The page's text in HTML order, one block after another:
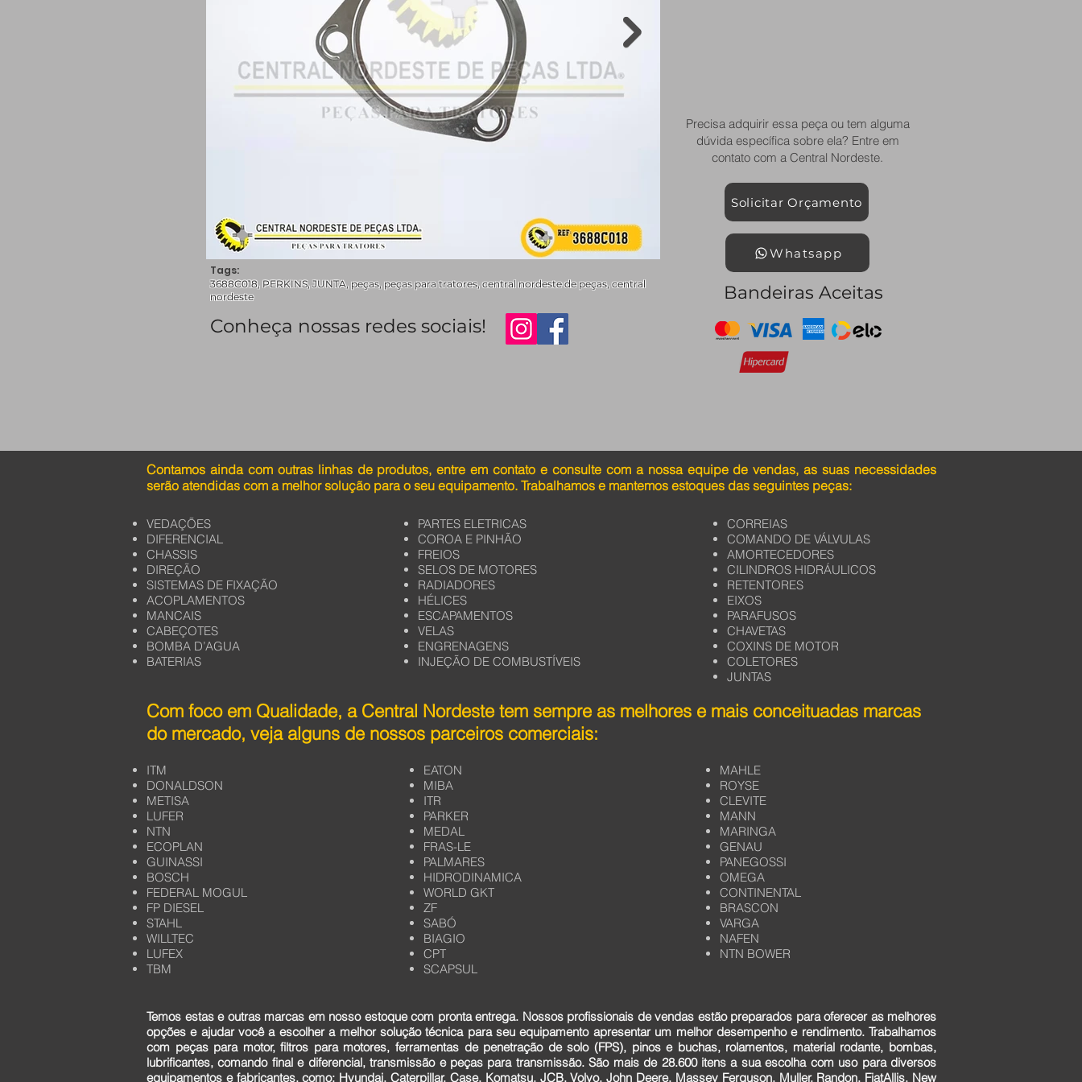
Precisa adquirir essa peça ou tem alguma
dúvida específica sobre ela? Entre em
contato com a Central Nordeste.
Solicitar Orçamento
Whatsapp
Bandeiras Aceitas
3688C018, PERKINS, JUNTA, peças, peças para tratores, central nordeste de peças, central
nordeste
Conheça nossas redes sociais!
Tags:
Contamos ainda com outras linhas de produtos, entre em contato e consulte com a nossa equipe de vendas, as suas necessidades
serão atendidas com a melhor solução para o seu equipamento. Trabalhamos e mantemos estoques das seguintes peças:
VEDAÇÕES
DIFERENCIAL
CHASSIS
DIREÇÃO
SISTEMAS DE FIXAÇÃO
ACOPLAMENTOS
MANCAIS
CABEÇOTES
BOMBA D’AGUA
BATERIAS
PARTES ELETRICAS
COROA E PINHÃO
FREIOS
SELOS DE MOTORES
RADIADORES
HÉLICES
ESCAPAMENTOS
VELAS
ENGRENAGENS
INJEÇÃO DE COMBUSTÍVEIS
CORREIAS
COMANDO DE VÁLVULAS
AMORTECEDORES
CILINDROS HIDRÁULICOS
RETENTORES
EIXOS
PARAFUSOS
CHAVETAS
COXINS DE MOTOR
COLETORES
JUNTAS
Com foco em Qualidade, a Central Nordeste tem sempre as melhores e mais conceituadas marcas
do mercado, veja alguns de nossos parceiros comerciais:
ITM
DONALDSON
METISA
LUFER
NTN
ECOPLAN
GUINASSI
BOSCH
FEDERAL MOGUL
FP DIESEL
STAHL
WILLTEC
LUFEX
TBM
EATON
MIBA
ITR
PARKER
MEDAL
FRAS-LE
PALMARES
HIDRODINAMICA
WORLD GKT
ZF
SABÓ
BIAGIO
CPT
SCAPSUL
MAHLE
ROYSE
CLEVITE
MANN
MARINGA
GENAU
PANEGOSSI
OMEGA
CONTINENTAL
BRASCON
VARGA
NAFEN
NTN BOWER
Temos estas e outras marcas em nosso estoque com pronta entrega. Nossos profissionais de vendas estão preparados para oferecer as melhores
opções e ajudar você a escolher a melhor solução técnica para seu equipamento apresentar um melhor desempenho e rendimento. Trabalhamos
com peças para motor, filtros para motores, ferramentas de penetração de solo (FPS), pinos e buchas, rolamentos, material rodante, bombas,
lubrificantes, comando final e diferencial, transmissão e peças para transmissão. São mais de 28.600 itens a sua escolha com uso para diversos
equipamentos e fabricantes, como: Hyundai, Caterpillar, Case, Komatsu, JCB, Volvo, John Deere, Massey Ferguson, Muller, Randon, FiatAllis, New